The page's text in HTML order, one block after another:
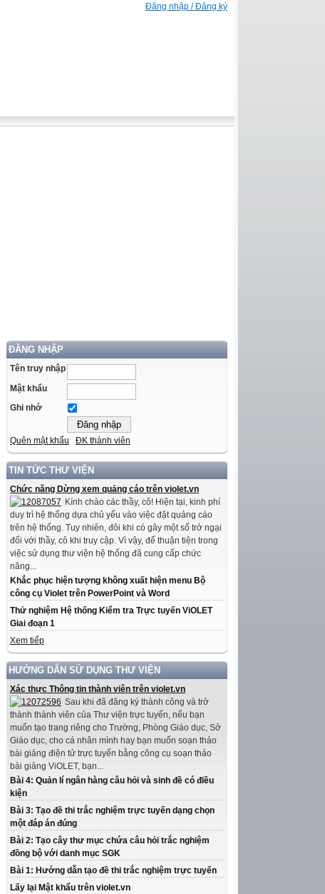
Đăng nhập / Đăng ký
ĐĂNG NHẬP
Tên truy nhập
Mật khẩu
Ghi nhớ
Quên mật khẩu ĐK thành viên
TIN TỨC THƯ VIỆN
Chức năng Dừng xem quảng cáo trên violet.vn
Kính chào các thầy, cô! Hiện tại, kinh phí
duy trì hệ thống dựa chủ yếu vào việc đặt quảng cáo
trên hệ thống. Tuy nhiên, đôi khi có gây một số trở ngại
đối với thầy, cô khi truy cập. Vì vậy, để thuận tiện trong
việc sử dụng thư viện hệ thống đã cung cấp chức
năng...
Khắc phục hiện tượng không xuất hiện menu Bộ
công cụ Violet trên PowerPoint và Word
Thử nghiệm Hệ thống Kiểm tra Trực tuyến ViOLET
Giai đoạn 1
Xem tiếp
HƯỚNG DẪN SỬ DỤNG THƯ VIỆN
Xác thực Thông tin thành viên trên violet.vn
Sau khi đã đăng ký thành công và trở
thành thành viên của Thư viện trực tuyến, nếu bạn
muốn tạo trang riêng cho Trường, Phòng Giáo dục, Sở
Giáo dục, cho cá nhân mình hay bạn muốn soạn thảo
bài giảng điện tử trực tuyến bằng công cụ soạn thảo
bài giảng ViOLET, bạn...
Bài 4: Quản lí ngân hàng câu hỏi và sinh đề có điều
kiện
Bài 3: Tạo đề thi trắc nghiệm trực tuyến dạng chọn
một đáp án đúng
Bài 2: Tạo cây thư mục chứa câu hỏi trắc nghiệm
đồng bộ với danh mục SGK
Bài 1: Hướng dẫn tạo đề thi trắc nghiệm trực tuyến
Lấy lại Mật khẩu trên violet.vn